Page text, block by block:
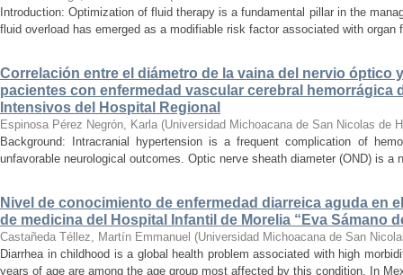
Introduction: Optimization of fluid therapy is a fundamental pillar in the
fluid overload has emerged as a modifiable risk factor associated with organ
Correlación entre el diámetro de la vaina del nervio óptico
pacientes con enfermedad vascular cerebral hemorrágica
Intensivos del Hospital Regional
Espinosa Pérez Negrón, Karla (Universidad Michoacana de San Nicolas de
Background: Intracranial hypertension is a frequent complication of
unfavorable neurological outcomes. Optic nerve sheath diameter (OND) is a
Nivel de conocimiento de enfermedad diarreica aguda en
de medicina del Hospital Infantil de Morelia “Eva Sámano
Castañeda Téllez, Martín Emmanuel (Universidad Michoacana de San
Diarrhea in childhood is a global health problem associated with high
years of age are among the age group most affected by this condition. In